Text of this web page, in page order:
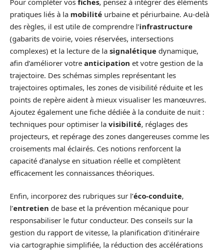
pratiques liés à la mobilité urbaine et périurbaine. Au-delà
des règles, il est utile de comprendre l’infrastructure
(gabarits de voirie, voies réservées, intersections
complexes) et la lecture de la signalétique dynamique,
afin d’améliorer votre anticipation et votre gestion de la
trajectoire. Des schémas simples représentant les
trajectoires optimales, les zones de visibilité réduite et les
points de repère aident à mieux visualiser les manœuvres.
Ajoutez également une fiche dédiée à la conduite de nuit :
techniques pour optimiser la visibilité, réglages des
projecteurs, et repérage des zones dangereuses comme les
croisements mal éclairés. Ces notions renforcent la
capacité d’analyse en situation réelle et complètent
efficacement les connaissances théoriques.
Enfin, incorporez des rubriques sur l’éco-conduite,
l’entretien de base et la prévention mécanique pour
responsabiliser le futur conducteur. Des conseils sur la
gestion du rapport de vitesse, la planification d’itinéraire
via cartographie simplifiée, la réduction des accélérations